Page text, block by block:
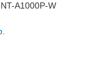
A1000P-W